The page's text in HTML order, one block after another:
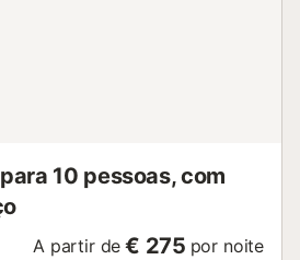
10 pessoas, com
A partir de € 275 por noite